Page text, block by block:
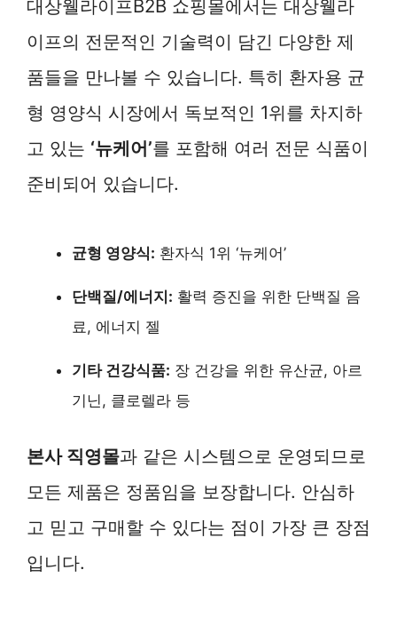
대상웰라이프B2B 쇼핑몰에서는 대상웰라
이프의 전문적인 기술력이 담긴 다양한 제
품들을 만나볼 수 있습니다. 특히 환자용 균
형 영양식 시장에서 독보적인 1위를 차지하
고 있는 ‘뉴케어’를 포함해 여러 전문 식품이
준비되어 있습니다.
균형 영양식: 환자식 1위 ‘뉴케어’
단백질/에너지: 활력 증진을 위한 단백질 음
료, 에너지 젤
기타 건강식품: 장 건강을 위한 유산균, 아르
기닌, 클로렐라 등
본사 직영몰과 같은 시스템으로 운영되므로
모든 제품은 정품임을 보장합니다. 안심하
고 믿고 구매할 수 있다는 점이 가장 큰 장점
입니다.